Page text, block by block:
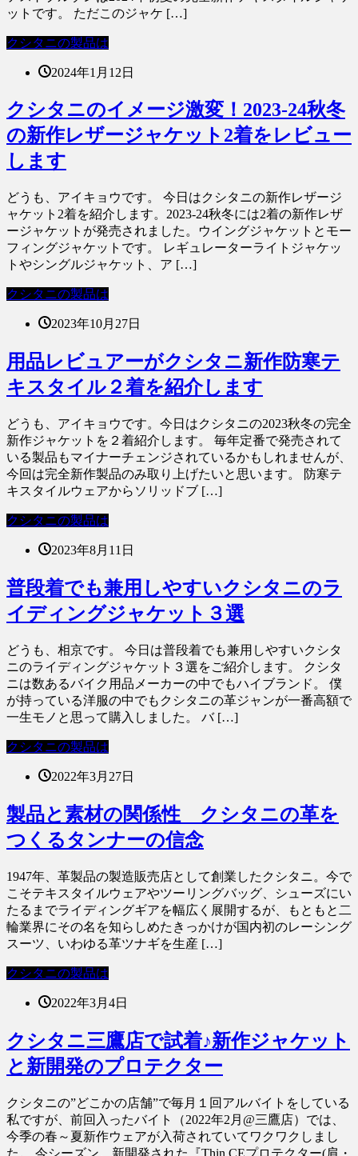
ットです。 ただこのジャケ […]
クシタニの製品は
2024年1月12日
クシタニのイメージ激変！2023-24秋冬
の新作レザージャケット2着をレビュー
します
どうも、アイキョウです。 今日はクシタニの新作レザージ
ャケット2着を紹介します。2023-24秋冬には2着の新作レザ
ージャケットが発売されました。ウイングジャケットとモー
フィングジャケットです。 レギュレーターライトジャケッ
トやシングルジャケット、ア […]
クシタニの製品は
2023年10月27日
用品レビュアーがクシタニ新作防寒テ
キスタイル２着を紹介します
どうも、アイキョウです。今日はクシタニの2023秋冬の完全
新作ジャケットを２着紹介します。 毎年定番で発売されて
いる製品もマイナーチェンジされているかもしれませんが、
今回は完全新作製品のみ取り上げたいと思います。 防寒テ
キスタイルウェアからソリッドブ […]
クシタニの製品は
2023年8月11日
普段着でも兼用しやすいクシタニのラ
イディングジャケット３選
どうも、相京です。 今日は普段着でも兼用しやすいクシタ
ニのライディングジャケット３選をご紹介します。 クシタ
ニは数あるバイク用品メーカーの中でもハイブランド。 僕
が持っている洋服の中でもクシタニの革ジャンが一番高額で
一生モノと思って購入しました。 バ […]
クシタニの製品は
2022年3月27日
製品と素材の関係性 クシタニの革を
つくるタンナーの信念
1947年、革製品の製造販売店として創業したクシタニ。今で
こそテキスタイルウェアやツーリングバッグ、シューズにい
たるまでライディングギアを幅広く展開するが、もともと二
輪業界にその名を知らしめたきっかけが国内初のレーシング
スーツ、いわゆる革ツナギを生産 […]
クシタニの製品は
2022年3月4日
クシタニ三鷹店で試着♪新作ジャケット
と新開発のプロテクター
クシタニの”どこかの店舗”で毎月１回アルバイトをしている
私ですが、前回入ったバイト（2022年2月@三鷹店）では、
今季の春～夏新作ウェアが入荷されていてワクワクしまし
た。 今シーズン、新開発された『Thin CEプロテクター(肩・